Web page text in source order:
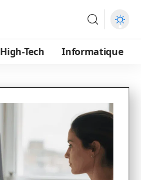
High-Tech Informatique